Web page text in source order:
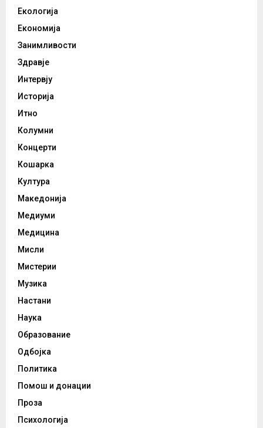
Екологија
Економија
Занимливости
Здравје
Интервју
Историја
Итно
Колумни
Концерти
Кошарка
Култура
Македонија
Медиуми
Медицина
Мисли
Мистерии
Музика
Настани
Наука
Образование
Одбојка
Политика
Помош и донации
Проза
Психологија